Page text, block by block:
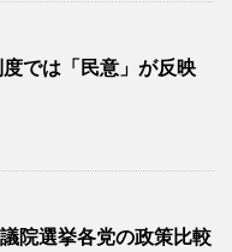
では「民意」が反映
院選挙各党の政策比較